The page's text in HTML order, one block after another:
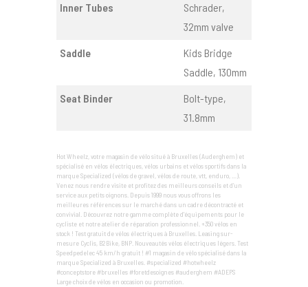
Inner Tubes
Schrader,
32mm valve
Saddle
Kids Bridge
Saddle, 130mm
Seat Binder
Bolt-type,
31.8mm
Hot Wheelz, votre magasin de vélo situé à Bruxelles (Auderghem) et
spécialisé en vélos électriques, vélos urbains et vélos sportifs dans la
marque Specialized (vélos de gravel, vélos de route, vtt, enduro, …).
Venez nous rendre visite et profitez des meilleurs conseils et d’un
service aux petits oignons. Depuis 1999 nous vous offrons les
meilleures références sur le marché dans un cadre décontracté et
convivial. Découvrez notre gamme complète d'équipements pour le
cycliste et notre atelier de réparation professionnel. +350 vélos en
stock ! Test gratuit de vélos électriques à Bruxelles. Leasing sur-
mesure Cyclis, B2Bike, BNP. Nouveautés vélos électriques légers. Test
Speedpedelec 45 km/h gratuit ! #1 magasin de vélo spécialisé dans la
marque Specialized à Bruxelles. #specialized #hotwheelz
#conceptstore #bruxelles #foretdesoignes #auderghem #ADEPS
Large choix de vélos en occasion ou promotion.